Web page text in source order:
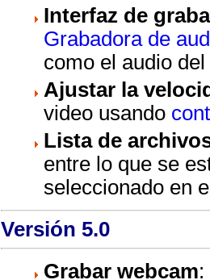
Interfaz de
Grabadora de
como el audio
Ajustar la
video usando
Lista de
entre lo que se
seleccionado en
Versión 5.0
Grabar webcam: